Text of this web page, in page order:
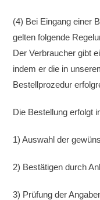
(4) Bei Eingang einer
gelten folgende
Der Verbraucher gibt
indem er die in
Bestellprozedur
Die Bestellung erfolgt
1) Auswahl der
2) Bestätigen durch
3) Prüfung der